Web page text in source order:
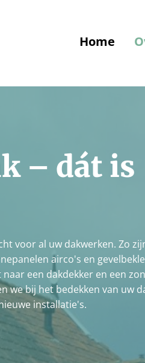
Home
– dát is
voor al uw dakwerken. Zo
airco's en
een dakdekker en een
we bij het bedekken van uw
installatie's.